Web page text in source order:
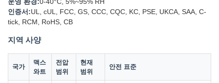
인증서:UL, cUL, FCC, GS, CCC, CQC, KC, PSE, UKCA, SAA, C-
tick, RCM, RoHS, CB
지역 사양
국가
맥스
와트
전압
범위
현재
범위
안전 표준